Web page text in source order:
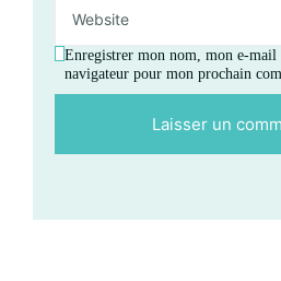
Enregistrer mon nom, mon e-mail
navigateur pour mon prochain